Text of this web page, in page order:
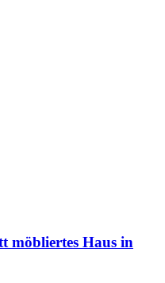
möbliertes Haus in